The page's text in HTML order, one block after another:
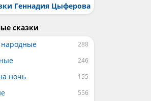
Геннадия Цыферова
сказки
народные
ночь